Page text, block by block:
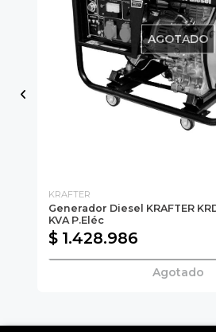
AGOTADO
KRAFTER
Generador Diesel KRAFTER
KVA P.Eléc
$ 1.428.986
Agotado